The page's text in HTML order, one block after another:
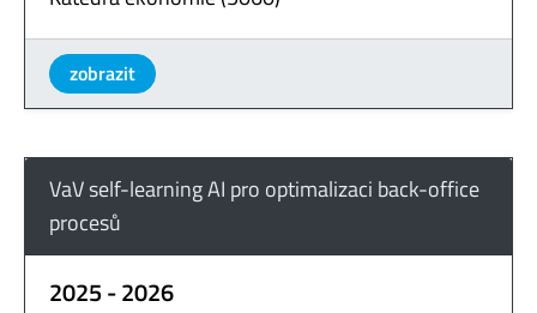
zobrazit
VaV self-learning AI pro optimalizaci back-office
procesů
2025 - 2026